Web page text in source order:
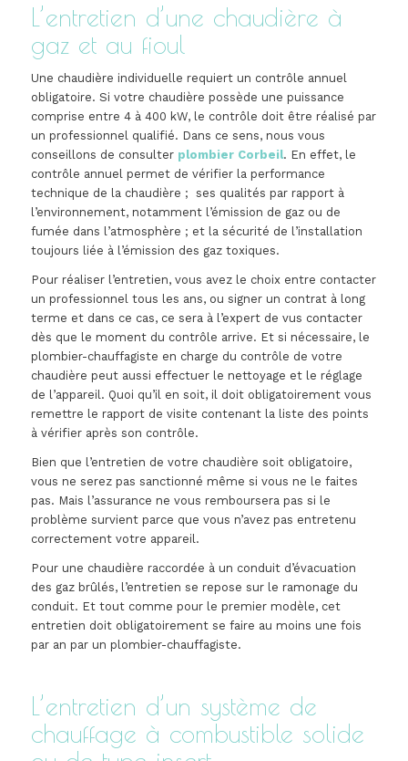
L’entretien d’une chaudière à
gaz et au fioul
Une chaudière individuelle requiert un contrôle annuel
obligatoire. Si votre chaudière possède une puissance
comprise entre 4 à 400 kW, le contrôle doit être réalisé par
un professionnel qualifié. Dans ce sens, nous vous
conseillons de consulter plombier Corbeil. En effet, le
contrôle annuel permet de vérifier la performance
technique de la chaudière ; ses qualités par rapport à
l’environnement, notamment l’émission de gaz ou de
fumée dans l’atmosphère ; et la sécurité de l’installation
toujours liée à l’émission des gaz toxiques.
Pour réaliser l’entretien, vous avez le choix entre contacter
un professionnel tous les ans, ou signer un contrat à long
terme et dans ce cas, ce sera à l’expert de vus contacter
dès que le moment du contrôle arrive. Et si nécessaire, le
plombier-chauffagiste en charge du contrôle de votre
chaudière peut aussi effectuer le nettoyage et le réglage
de l’appareil. Quoi qu’il en soit, il doit obligatoirement vous
remettre le rapport de visite contenant la liste des points
à vérifier après son contrôle.
Bien que l’entretien de votre chaudière soit obligatoire,
vous ne serez pas sanctionné même si vous ne le faites
pas. Mais l’assurance ne vous remboursera pas si le
problème survient parce que vous n’avez pas entretenu
correctement votre appareil.
Pour une chaudière raccordée à un conduit d’évacuation
des gaz brûlés, l’entretien se repose sur le ramonage du
conduit. Et tout comme pour le premier modèle, cet
entretien doit obligatoirement se faire au moins une fois
par an par un plombier-chauffagiste.
L’entretien d’un système de
chauffage à combustible solide